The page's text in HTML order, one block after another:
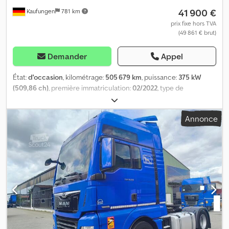
Kaufungen 781 km 41 900 €
prix fixe hors TVA
(49 861 € brut)
Demander Appel
État:d'occasion, kilométrage: 505 679 km, puissance: 375 kW
(509,86 ch) , première immatriculation:02/2022 , type de
18 000 kg
essieux, prochaine inspection (TÜV):08/2028, freins:retardeur,
couleur:
, type d'engrenage:automatique, Année de
, Équipement:ABS, chauffage de
stationnement, climatisation, système de navigation
, Numéro
de véhicule interne : G400021 Disponible immédiatement sur
notre site à Kaufungen. Pour plus d’informations : * Luis Lucena *
Viktoria Sologubova MAN TGX 18.510 4x2 BL SA, tracteur routier |
Ralentisseur | 2 réservoirs | Climatisation de stationnement |
Euro 6e À vendre : un MAN TGX 18.510 4x2 BL SA d’occasion,
modèle 2022. Ce véhicule est équipé d’un moteur diesel de
510 ch, d’une transmission automatique, d’un ralentisseur à
Annonce